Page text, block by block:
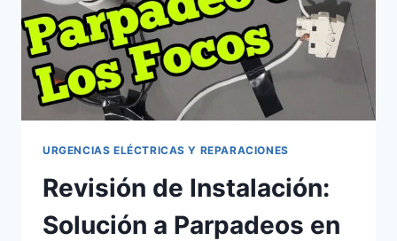
URGENCIAS ELÉCTRICAS Y REPARACIONES
Revisión de Instalación:
Solución a Parpadeos en